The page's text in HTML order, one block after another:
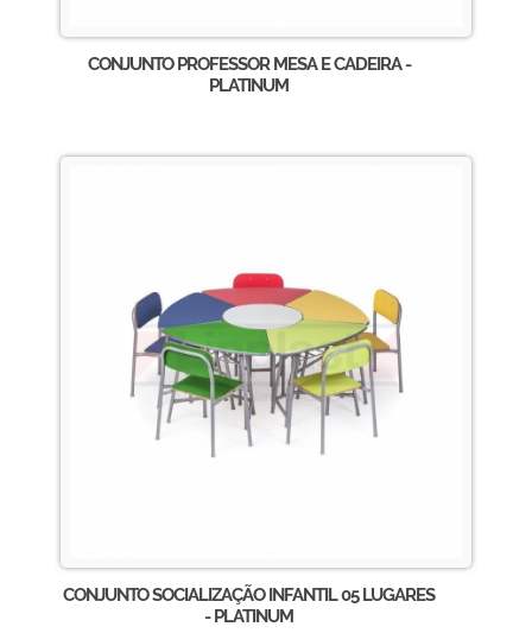
CONJUNTO PROFESSOR MESA E CADEIRA -
PLATINUM
CONJUNTO SOCIALIZAÇÃO INFANTIL 05 LUGARES
- PLATINUM